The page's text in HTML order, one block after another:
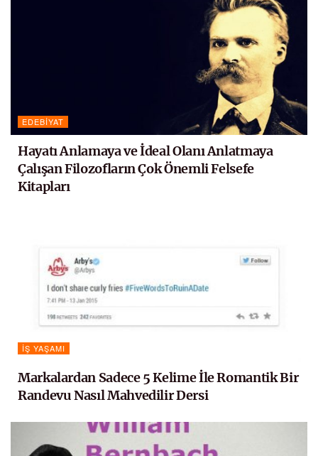
EDEBIYAT
Hayatı Anlamaya ve İdeal Olanı Anlatmaya
Çalışan Filozofların Çok Önemli Felsefe
Kitapları
İŞ YAŞAMI
Markalardan Sadece 5 Kelime İle Romantik Bir
Randevu Nasıl Mahvedilir Dersi